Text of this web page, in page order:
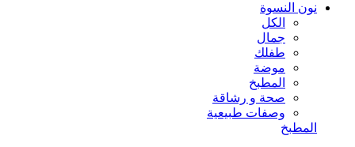
نون النسوة
الكل
جمال
طفلك
موضة
المطبخ
صحة و رشاقة
وصفات طبيعية
المطبخ